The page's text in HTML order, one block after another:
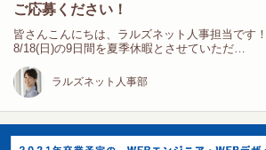
ご応募ください！
皆さんこんにちは、ラルズネット人事担当です
8/18(日)の9日間を夏季休暇とさせていただ…
ラルズネット人事部